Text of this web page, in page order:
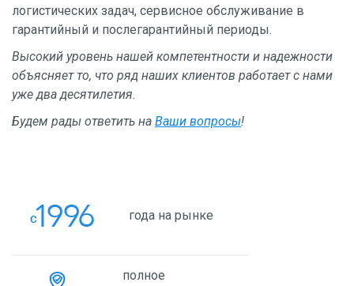
логистических задач, сервисное обслуживание в
гарантийный и послегарантийный периоды.
Высокий уровень нашей компетентности и надежности
объясняет то, что ряд наших клиентов работает с нами
уже два десятилетия.
Будем рады ответить на Ваши вопросы!
года на рынке
полное